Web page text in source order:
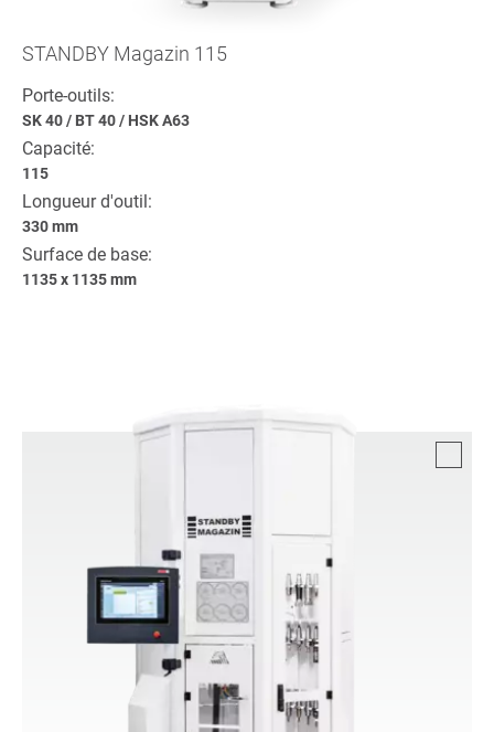
STANDBY Magazin 115
Porte-outils:
SK 40/ BT 40/ HSK A63
Capacité:
115
Longueur d'outil:
330 mm
Surface de base:
1135 x 1135 mm